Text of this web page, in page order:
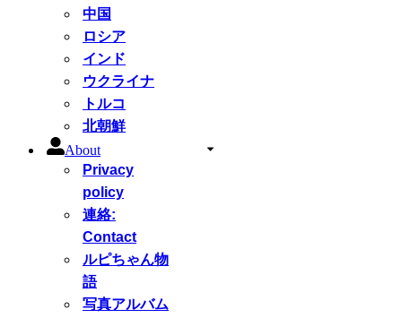
中国
ロシア
インド
ウクライナ
トルコ
北朝鮮
About
Privacy
policy
連絡:
Contact
ルピちゃん物
語
写真アルバム